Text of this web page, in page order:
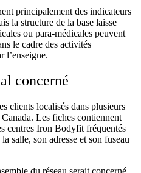
principalement des indicateurs
la structure de la base laisse
ou para-médicales peuvent
le cadre des activités
l’enseigne.
concerné
clients localisés dans plusieurs
Les fiches contiennent
centres Iron Bodyfit fréquentés
salle, son adresse et son fuseau